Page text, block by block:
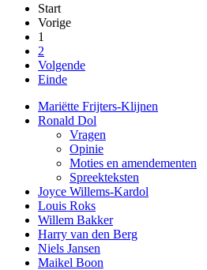
Start
Vorige
1
2
Volgende
Einde
Mariëtte Frijters-Klijnen
Ronald Dol
Vragen
Opinie
Moties en amendementen
Spreekteksten
Joyce Willems-Kardol
Louis Roks
Willem Bakker
Harry van den Berg
Niels Jansen
Maikel Boon